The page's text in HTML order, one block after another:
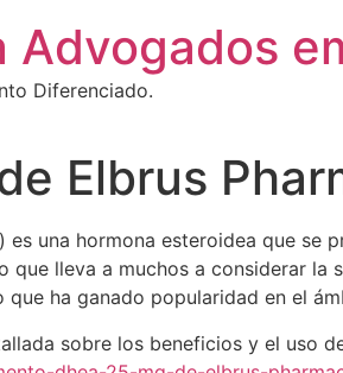
Advogados
Diferenciado.
Elbrus
una hormona esteroidea que se
que lleva a muchos a considerar
que ha ganado popularidad en el
sobre los beneficios y el uso